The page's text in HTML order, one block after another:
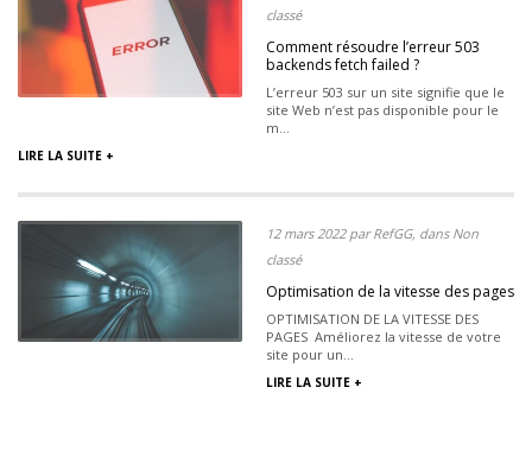
classé
Comment résoudre l’erreur 503
backends fetch failed ?
L’erreur 503 sur un site signifie que le
site Web n’est pas disponible pour le
m...
LIRE LA SUITE +
12 mars 2022 par RefGG, dans Non
classé
Optimisation de la vitesse des pages
OPTIMISATION DE LA VITESSE DES
PAGES Améliorez la vitesse de votre
site pour un...
LIRE LA SUITE +